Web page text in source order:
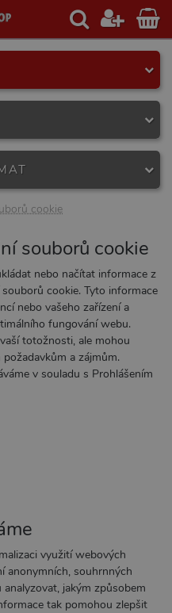
cookie
souborů cookie
nebo načítat informace z
cookie. Tyto informace
nebo vašeho zařízení a
fungování webu.
totožnosti, ale mohou
a zájmům.
v souladu s Prohlášením
využití webových
anonymních, souhrnných
jakým způsobem
tak pomohou zlepšit